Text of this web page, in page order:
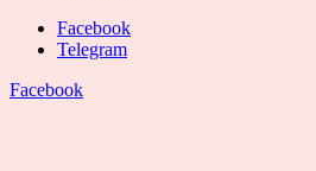
Facebook
Telegram
Facebook